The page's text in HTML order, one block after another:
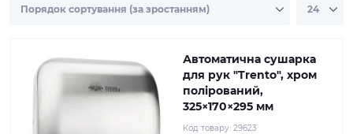
Автоматична сушарка
для рук "Trento", хром
полірований,
325×170×295 мм
Код товару: 29623